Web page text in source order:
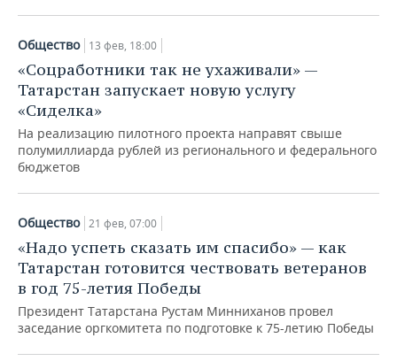
Общество 13 фев, 18:00
«Соцработники так не ухаживали» —
Татарстан запускает новую услугу
«Сиделка»
На реализацию пилотного проекта направят свыше
полумиллиарда рублей из регионального и федерального
бюджетов
Общество 21 фев, 07:00
«Надо успеть сказать им спасибо» — как
Татарстан готовится чествовать ветеранов
в год 75-летия Победы
Президент Татарстана Рустам Минниханов провел
заседание оргкомитета по подготовке к 75-летию Победы